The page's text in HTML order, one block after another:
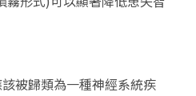
被歸類為一種神經系統疾